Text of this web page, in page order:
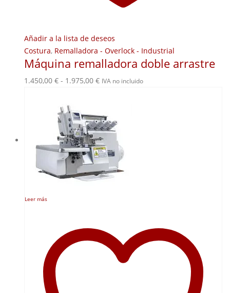
Añadir a la lista de deseos
Costura, Remalladora - Overlock - Industrial
Máquina remalladora doble arrastre
1.450,00 € - 1.975,00 €Rango
desde
1.450,00 €
hasta
1.975,00 €
IVA no incluido
Leer más